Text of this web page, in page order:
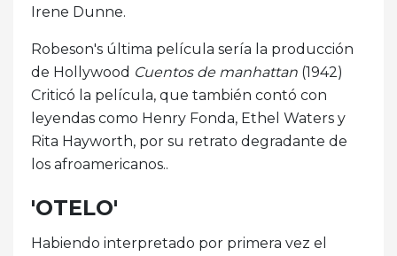
Irene Dunne.
Robeson's última película sería la producción
de Hollywood Cuentos de manhattan (1942)
Criticó la película, que también contó con
leyendas como Henry Fonda, Ethel Waters y
Rita Hayworth, por su retrato degradante de
los afroamericanos..
'OTELO'
Habiendo interpretado por primera vez el